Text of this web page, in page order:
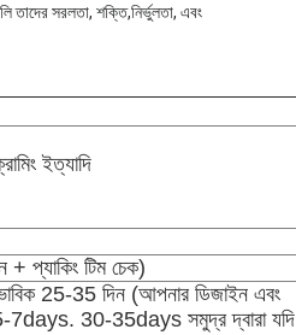
তাদের সরলতা, শক্তি,নির্ভুলতা, এবং
ইত্যাদি
+ প্যাকিং টিম চেক)
25-35 দিন (আপনার ডিজাইন এবং
5-7days. 30-35days সমুদ্র দ্বারা যদি